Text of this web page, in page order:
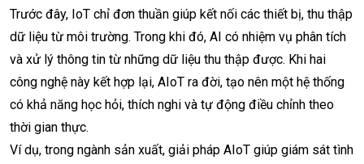
Trước đây, IoT chỉ đơn thuần giúp kết nối các thiết bị, thu thập
dữ liệu từ môi trường. Trong khi đó, AI có nhiệm vụ phân tích
và xử lý thông tin từ những dữ liệu thu thập được. Khi hai
công nghệ này kết hợp lại, AIoT ra đời, tạo nên một hệ thống
có khả năng học hỏi, thích nghi và tự động điều chỉnh theo
thời gian thực.
Ví dụ, trong ngành sản xuất, giải pháp AIoT giúp giám sát tình